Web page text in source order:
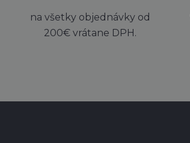
na všetky objednávky od
200€ vrátane DPH.